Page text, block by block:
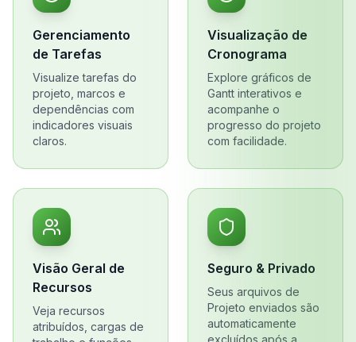
Gerenciamento
de Tarefas
Visualize tarefas do
projeto, marcos e
dependências com
indicadores visuais
claros.
Visualização de
Cronograma
Explore gráficos de
Gantt interativos e
acompanhe o
progresso do projeto
com facilidade.
Visão Geral de
Recursos
Veja recursos
atribuídos, cargas de
Seguro & Privado
Seus arquivos de
Projeto enviados são
automaticamente
excluídos após a